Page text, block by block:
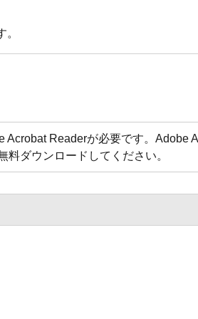
Acrobat Readerが必要です。Adobe
ダウンロードしてください。